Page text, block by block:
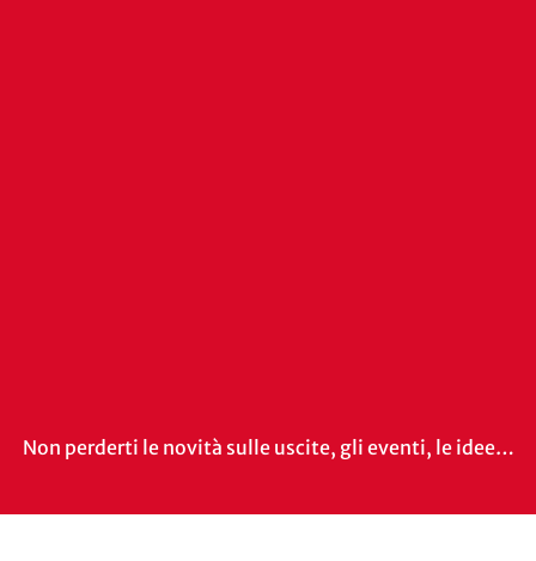
Non perderti le novità sulle uscite, gli eventi, le idee…